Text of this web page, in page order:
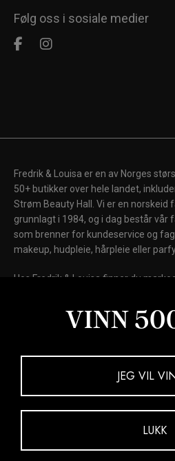
Følg oss i sosiale medier
Fredrik & Louisa er en av Norges
50+ butikker over hele landet,
Strøm Beauty Hall. Vi er en norskeid
grunnlagt i 1984, og i dag består vår
som brenner for kundeservice og
makeup, hudpleie, hårpleie eller
Hos Fredrik & Louisa finner du
Lancôme og Elizabeth Arden, samt
som Fenty Beauty, MAC Cosmetics,
Fredrik og Louisa AS - 937 781 164
VINN
JEG VIL
LUKK